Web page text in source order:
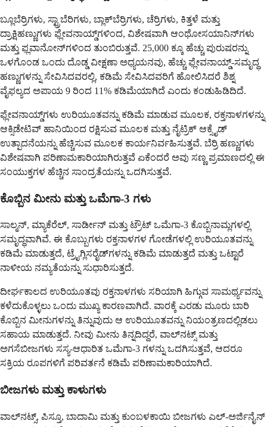
ಬ್ಲೂಬೆರ್ರಿಗಳು, ಸ್ಟ್ರಾಬೆರಿಗಳು, ಬ್ಲಾಕ್‌ಬೆರ್ರಿಗಳು, ಚೆರ್ರಿಗಳು, ಕಿತ್ತಳೆ ಮತ್ತು
ದ್ರಾಕ್ಷಿಹಣ್ಣುಗಳು ಫ್ಲೇವನಾಯ್ಡ್‌ಗಳಿಂದ, ವಿಶೇಷವಾಗಿ ಆಂಥೋಸಯಾನಿನ್‌ಗಳು
ಮತ್ತು ಫ್ಲವಾನೋನ್‌ಗಳಿಂದ ತುಂಬಿರುತ್ತವೆ. 25,000 ಕ್ಕೂ ಹೆಚ್ಚು ಪುರುಷರನ್ನು
ಒಳಗೊಂಡ ಒಂದು ದೊಡ್ಡ ವೀಕ್ಷಣಾ ಅಧ್ಯಯನವು, ಹೆಚ್ಚು ಫ್ಲೇವನಾಯ್ಡ್-ಸಮೃದ್ಧ
ಹಣ್ಣುಗಳನ್ನು ಸೇವಿಸಿದವರಲ್ಲಿ, ಕಡಿಮೆ ಸೇವಿಸಿದವರಿಗೆ ಹೋಲಿಸಿದರೆ ಶಿಶ್ನ
ವೈಫಲ್ಯದ ಅಪಾಯ 9 ರಿಂದ 11% ಕಡಿಮೆಯಾಗಿದೆ ಎಂದು ಕಂಡುಹಿಡಿದಿದೆ.
ಫ್ಲೇವನಾಯ್ಡ್‌ಗಳು ಉರಿಯೂತವನ್ನು ಕಡಿಮೆ ಮಾಡುವ ಮೂಲಕ, ರಕ್ತನಾಳಗಳನ್ನು
ಆಕ್ಸಿಡೇಟಿವ್ ಹಾನಿಯಿಂದ ರಕ್ಷಿಸುವ ಮೂಲಕ ಮತ್ತು ನೈಟ್ರಿಕ್ ಆಕ್ಸೈಡ್
ಉತ್ಪಾದನೆಯನ್ನು ಹೆಚ್ಚಿಸುವ ಮೂಲಕ ಕಾರ್ಯನಿರ್ವಹಿಸುತ್ತವೆ. ಬೆರ್ರಿ ಹಣ್ಣುಗಳು
ವಿಶೇಷವಾಗಿ ಪರಿಣಾಮಕಾರಿಯಾಗಿರುತ್ತವೆ ಏಕೆಂದರೆ ಅವು ಸಣ್ಣ ಪ್ರಮಾಣದಲ್ಲಿ ಈ
ಸಂಯುಕ್ತಗಳ ಹೆಚ್ಚಿನ ಸಾಂದ್ರತೆಯನ್ನು ಒದಗಿಸುತ್ತವೆ.
ಕೊಬ್ಬಿನ ಮೀನು ಮತ್ತು ಒಮೆಗಾ-3 ಗಳು
ಸಾಲ್ಮನ್, ಮ್ಯಾಕೆರೆಲ್, ಸಾರ್ಡೀನ್ ಮತ್ತು ಟ್ರೌಟ್ ಒಮೆಗಾ-3 ಕೊಬ್ಬಿನಾಮ್ಲಗಳಲ್ಲಿ
ಸಮೃದ್ಧವಾಗಿವೆ. ಈ ಕೊಬ್ಬುಗಳು ರಕ್ತನಾಳಗಳ ಗೋಡೆಗಳಲ್ಲಿ ಉರಿಯೂತವನ್ನು
ಕಡಿಮೆ ಮಾಡುತ್ತದೆ, ಟ್ರೈಗ್ಲಿಸರೈಡ್‌ಗಳನ್ನು ಕಡಿಮೆ ಮಾಡುತ್ತದೆ ಮತ್ತು ಒಟ್ಟಾರೆ
ನಾಳೀಯ ನಮ್ಯತೆಯನ್ನು ಸುಧಾರಿಸುತ್ತದೆ.
ದೀರ್ಘಕಾಲದ ಉರಿಯೂತವು ರಕ್ತನಾಳಗಳು ಸರಿಯಾಗಿ ಹಿಗ್ಗುವ ಸಾಮರ್ಥ್ಯವನ್ನು
ಕಳೆದುಕೊಳ್ಳಲು ಒಂದು ಮುಖ್ಯ ಕಾರಣವಾಗಿದೆ. ವಾರಕ್ಕೆ ಎರಡು ಮೂರು ಬಾರಿ
ಕೊಬ್ಬಿನ ಮೀನುಗಳನ್ನು ತಿನ್ನುವುದು ಆ ಉರಿಯೂತವನ್ನು ನಿಯಂತ್ರಣದಲ್ಲಿಡಲು
ಸಹಾಯ ಮಾಡುತ್ತದೆ. ನೀವು ಮೀನು ತಿನ್ನದಿದ್ದರೆ, ವಾಲ್‌ನಟ್ಸ್ ಮತ್ತು
ಅಗಸೆಬೀಜಗಳು ಸಸ್ಯ-ಆಧಾರಿತ ಒಮೆಗಾ-3 ಗಳನ್ನು ಒದಗಿಸುತ್ತವೆ, ಆದರೂ
ಸಕ್ರಿಯ ರೂಪಗಳಿಗೆ ಪರಿವರ್ತನೆ ಕಡಿಮೆ ಪರಿಣಾಮಕಾರಿಯಾಗಿದೆ.
ಬೀಜಗಳು ಮತ್ತು ಕಾಳುಗಳು
ವಾಲ್‌ನಟ್ಸ್, ಪಿಸ್ತೂ, ಬಾದಾಮಿ ಮತ್ತು ಕುಂಬಳಕಾಯಿ ಬೀಜಗಳು ಎಲ್-ಅರ್ಜಿನೈನ್